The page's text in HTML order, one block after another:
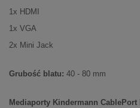
1x HDMI
1x VGA
2x Mini Jack
Grubość blatu: 40 - 80 mm
Mediaporty Kindermann